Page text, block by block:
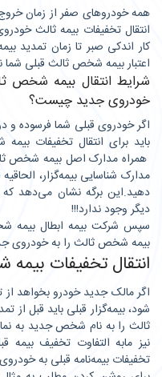
همه خودروهای صفر از زمان
انتقال تخفیفات بیمه ثالث
کار اندکی صبر تا زمان تمدید
اعتبار بیمه شخص ثالث قبلی شما
شرایط انتقال بیمه شخص
خودروی جدید چیست؟
اگر خودروی قبلی شما فرسوده و
باید برای انتقال تخفیفات
همراه مدارک اصل بیمه شخص
مدارک شناسایی بیمه‌گزار،
دهید.این برگه نشان می‌دهد
دیگر وجود ندارد!!!
سپس شرکت بیمه ابطال بیمه
بیمه شخص ثالث را به خودروی
انتقال تخفیفات
اگر مالک جدید خودرو بخواهد
شود، بیمه‌گزار قبلی باید قبل
ثالث را به نام شخص جدید به
نیز مابه التفاوت تخفیف
تخفیفات بیمه‌نامه قبلی به